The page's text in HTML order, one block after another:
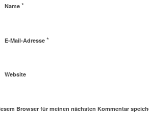
Name *
E-Mail-Adresse *
Website
Browser für meinen nächsten Kommentar